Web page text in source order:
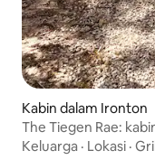
Kabin dalam Ironton
The Tiegen Rae:
pemandangan luas
Keluarga · Lokasi · Gril